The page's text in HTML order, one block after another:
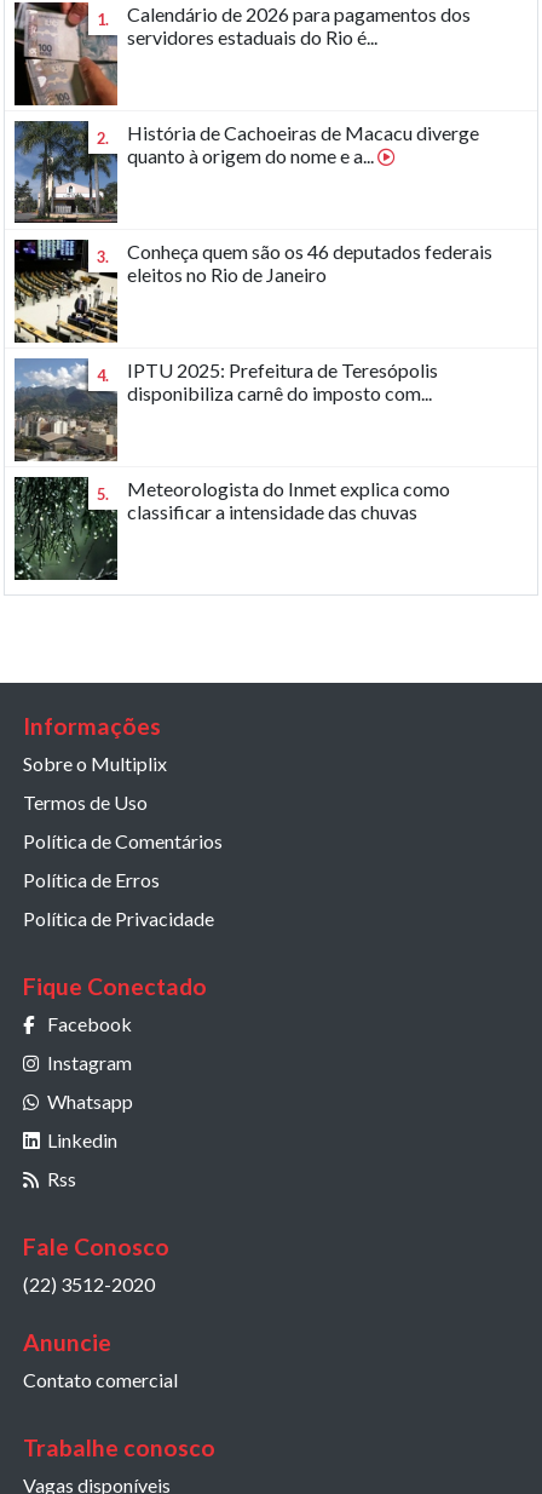
1.
Calendário de 2026 para pagamentos dos
servidores estaduais do Rio é...
2.
História de Cachoeiras de Macacu diverge
quanto à origem do nome e a...
3.
Conheça quem são os 46 deputados federais
eleitos no Rio de Janeiro
4.
IPTU 2025: Prefeitura de Teresópolis
disponibiliza carnê do imposto com...
5.
Meteorologista do Inmet explica como
classificar a intensidade das chuvas
Informações
Sobre o Multiplix
Termos de Uso
Política de Comentários
Política de Erros
Política de Privacidade
Fique Conectado
Facebook
Instagram
Whatsapp
Linkedin
Rss
Fale Conosco
(22) 3512-2020
Anuncie
Contato comercial
Trabalhe conosco
Vagas disponíveis